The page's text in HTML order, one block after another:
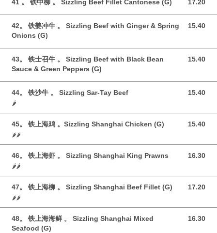
41 。 铁中柳 。 Sizzling Beef Fillet Cantonese (G) 17.20
17.20 GBP
42。 铁姜冲牛 。 Sizzling Beef with Ginger & Spring
Onions (G)
15.40
15.40 GBP
43。 铁士召牛 。 Sizzling Beef with Black Bean
Sauce & Green Peppers (G)
15.40
15.40 GBP
44。 铁沙牛 。 Sizzling Sar-Tay Beef 15.40
15.40 GBP
🌶️
45。 铁上海鸡 。Sizzling Shanghai Chicken (G) 15.40
15.40 GBP
🌶️🌶️
46。 铁上海虾 。 Sizzling Shanghai King Prawns 16.30
16.30 GBP
🌶️🌶️
47。 铁上海柳 。 Sizzling Shanghai Beef Fillet (G) 17.20
17.20 GBP
🌶️🌶️
48。 铁上海海鲜 。 Sizzling Shanghai Mixed
Seafood (G)
16.30
16.30 GBP